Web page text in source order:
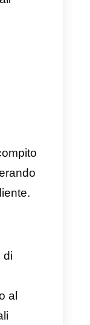
Oggi
team di
demo
cliente.